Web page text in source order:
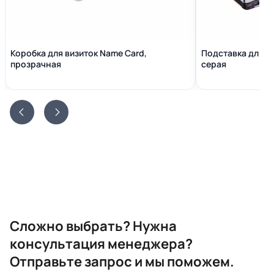
Коробка для визиток Name Сard,
прозрачная
Подставка для
серая
Сложно выбрать? Нужна
консультация менеджера?
Отправьте запрос и мы поможем.